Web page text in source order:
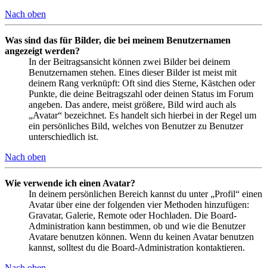
Nach oben
Was sind das für Bilder, die bei meinem Benutzernamen
angezeigt werden?
In der Beitragsansicht können zwei Bilder bei deinem
Benutzernamen stehen. Eines dieser Bilder ist meist mit
deinem Rang verknüpft: Oft sind dies Sterne, Kästchen oder
Punkte, die deine Beitragszahl oder deinen Status im Forum
angeben. Das andere, meist größere, Bild wird auch als
„Avatar“ bezeichnet. Es handelt sich hierbei in der Regel um
ein persönliches Bild, welches von Benutzer zu Benutzer
unterschiedlich ist.
Nach oben
Wie verwende ich einen Avatar?
In deinem persönlichen Bereich kannst du unter „Profil“ einen
Avatar über eine der folgenden vier Methoden hinzufügen:
Gravatar, Galerie, Remote oder Hochladen. Die Board-
Administration kann bestimmen, ob und wie die Benutzer
Avatare benutzen können. Wenn du keinen Avatar benutzen
kannst, solltest du die Board-Administration kontaktieren.